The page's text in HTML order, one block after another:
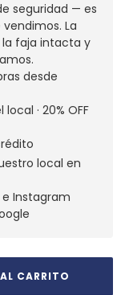
seguridad — es
La
la faja intacta y
desde
· 20% OFF
local en
Instagram